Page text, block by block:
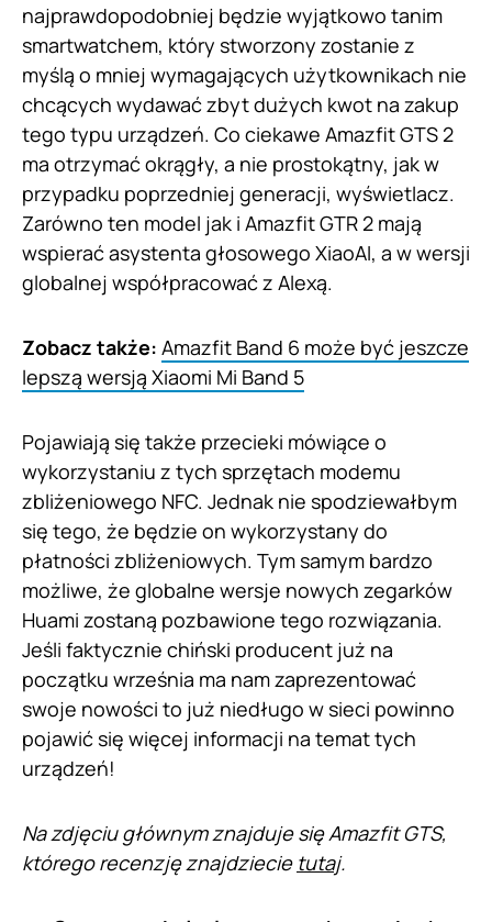
najprawdopodobniej będzie wyjątkowo tanim
smartwatchem, który stworzony zostanie z
myślą o mniej wymagających użytkownikach nie
chcących wydawać zbyt dużych kwot na zakup
tego typu urządzeń. Co ciekawe Amazfit GTS 2
ma otrzymać okrągły, a nie prostokątny, jak w
przypadku poprzedniej generacji, wyświetlacz.
Zarówno ten model jak i Amazfit GTR 2 mają
wspierać asystenta głosowego XiaoAI, a w wersji
globalnej współpracować z Alexą.
Zobacz także: Amazfit Band 6 może być jeszcze
lepszą wersją Xiaomi Mi Band 5
Pojawiają się także przecieki mówiące o
wykorzystaniu z tych sprzętach modemu
zbliżeniowego NFC. Jednak nie spodziewałbym
się tego, że będzie on wykorzystany do
płatności zbliżeniowych. Tym samym bardzo
możliwe, że globalne wersje nowych zegarków
Huami zostaną pozbawione tego rozwiązania.
Jeśli faktycznie chiński producent już na
początku września ma nam zaprezentować
swoje nowości to już niedługo w sieci powinno
pojawić się więcej informacji na temat tych
urządzeń!
Na zdjęciu głównym znajduje się Amazfit GTS,
którego recenzję znajdziecie tutaj.